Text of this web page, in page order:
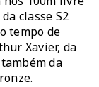
classe S2
tempo de
Xavier, da
da